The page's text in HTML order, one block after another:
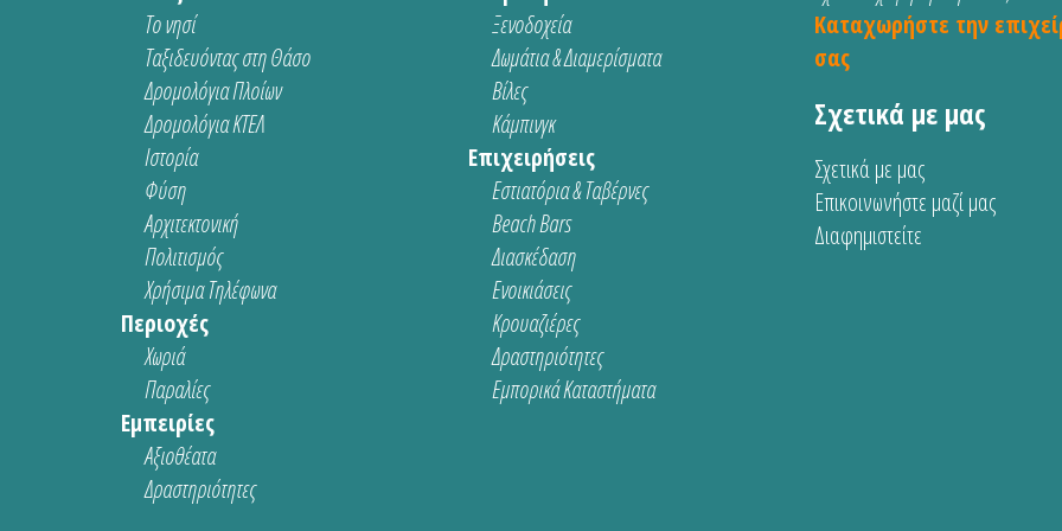
Το νησί
Ταξιδευόντας στη Θάσο
Δρομολόγια Πλοίων
Δρομολόγια ΚΤΕΛ
Ιστορία
Φύση
Αρχιτεκτονική
Πολιτισμός
Χρήσιμα Τηλέφωνα
Περιοχές
Χωριά
Παραλίες
Εμπειρίες
Αξιοθέατα
Δραστηριότητες
Ξενοδοχεία
Δωμάτια & Διαμερίσματα
Βίλες
Κάμπινγκ
Επιχειρήσεις
Εστιατόρια & Ταβέρνες
Beach Bars
Διασκέδαση
Ενοικιάσεις
Κρουαζιέρες
Δραστηριότητες
Εμπορικά Καταστήματα
Καταχωρήστε την
σας
Σχετικά με μας
Σχετικά με μας
Επικοινωνήστε μαζί μας
Διαφημιστείτε